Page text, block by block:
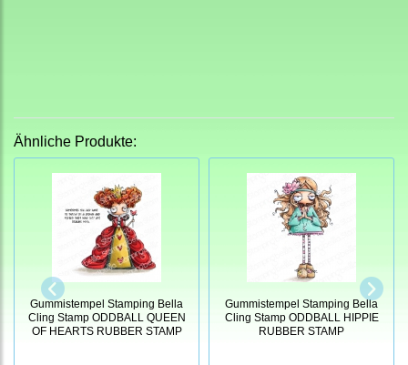
Ähnliche Produkte:
Gummistempel Stamping Bella
Cling Stamp ODDBALL QUEEN
OF HEARTS RUBBER STAMP
Gummistempel Stamping Bella
Cling Stamp ODDBALL HIPPIE
RUBBER STAMP